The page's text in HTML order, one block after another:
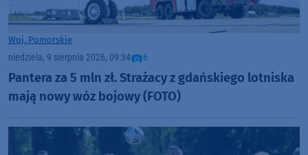
Woj. Pomorskie
niedziela, 9 sierpnia 2026, 09:34 6
Pantera za 5 mln zł. Strażacy z gdańskiego lotniska
mają nowy wóz bojowy (FOTO)